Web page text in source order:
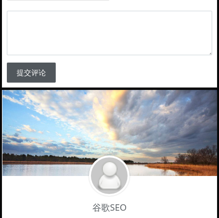
提交评论
谷歌SEO